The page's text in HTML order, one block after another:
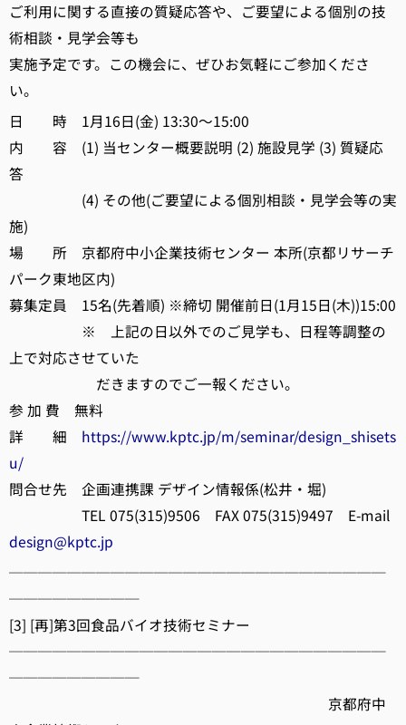
ご利用に関する直接の質疑応答や、ご要望による個別の技
術相談・見学会等も
実施予定です。この機会に、ぜひお気軽にご参加くださ
い。
日 時 1月16日(金) 13:30～15:00
内 容 (1) 当センター概要説明 (2) 施設見学 (3) 質疑応
答
(4) その他(ご要望による個別相談・見学会等の実
施)
場 所 京都府中小企業技術センター 本所(京都リサーチ
パーク東地区内)
募集定員 15名(先着順) ※締切 開催前日(1月15日(木))15:00
※ 上記の日以外でのご見学も、日程等調整の
上で対応させていた
だきますのでご一報ください。
参 加 費 無料
詳 細 https://www.kptc.jp/m/seminar/design_shisets
u/
問合せ先 企画連携課 デザイン情報係(松井・堀)
TEL 075(315)9506 FAX 075(315)9497 E-mail
design@kptc.jp
──────────────────────────
─────────
[3] [再]第3回食品バイオ技術セミナー
──────────────────────────
─────────
京都府中